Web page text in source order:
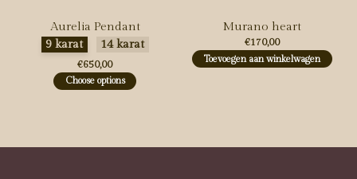
Aurelia Pendant
Maak een keuze:
9 karat 14 karat
€650,00
Choose options
Murano heart
€170,00
Toevoegen aan winkelwagen